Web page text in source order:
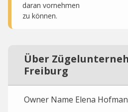
daran vornehmen
zu können.
Über
Freiburg
Owner Name Elena